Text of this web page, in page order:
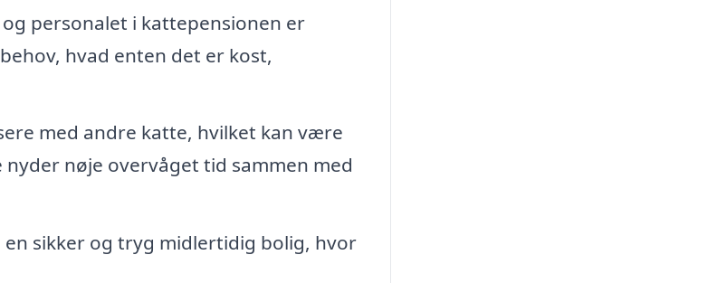
personalet i kattepensionen er
hvad enten det er kost,
med andre katte, hvilket kan være
nøje overvåget tid sammen med
sikker og tryg midlertidig bolig, hvor